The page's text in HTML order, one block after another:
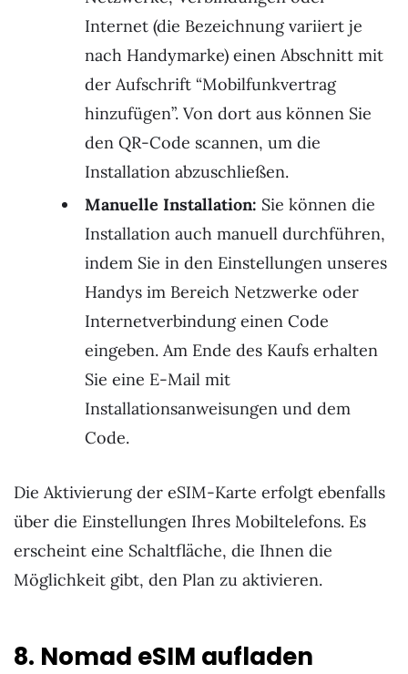
Internet (die Bezeichnung variiert je
nach Handymarke) einen Abschnitt mit
der Aufschrift “Mobilfunkvertrag
hinzufügen”. Von dort aus können Sie
den QR-Code scannen, um die
Installation abzuschließen.
Manuelle Installation: Sie können die
Installation auch manuell durchführen,
indem Sie in den Einstellungen unseres
Handys im Bereich Netzwerke oder
Internetverbindung einen Code
eingeben. Am Ende des Kaufs erhalten
Sie eine E-Mail mit
Installationsanweisungen und dem
Code.
Die Aktivierung der eSIM-Karte erfolgt ebenfalls
über die Einstellungen Ihres Mobiltelefons. Es
erscheint eine Schaltfläche, die Ihnen die
Möglichkeit gibt, den Plan zu aktivieren.
8. Nomad eSIM aufladen